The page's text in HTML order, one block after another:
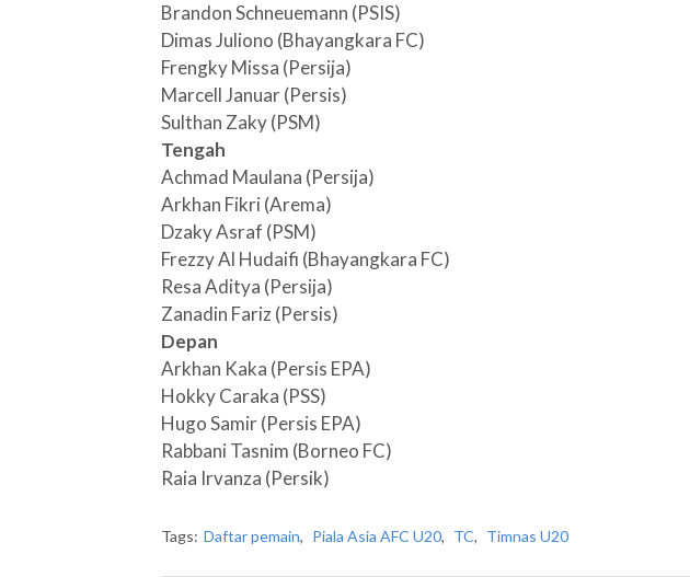
Brandon Schneuemann (PSIS)
Dimas Juliono (Bhayangkara FC)
Frengky Missa (Persija)
Marcell Januar (Persis)
Sulthan Zaky (PSM)
Tengah
Achmad Maulana (Persija)
Arkhan Fikri (Arema)
Dzaky Asraf (PSM)
Frezzy Al Hudaifi (Bhayangkara FC)
Resa Aditya (Persija)
Zanadin Fariz (Persis)
Depan
Arkhan Kaka (Persis EPA)
Hokky Caraka (PSS)
Hugo Samir (Persis EPA)
Rabbani Tasnim (Borneo FC)
Raia Irvanza (Persik)
Tags: Daftar pemain, Piala Asia AFC U20, TC, Timnas U20